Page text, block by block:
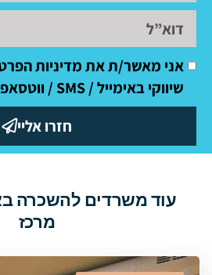
אני מאשר/ת את מדיניות
שיווקי באימייל / SMS / ווטסאפ וכל ערוץ אחר
חזרו אליי
עוד משרדים להשכרה
מרכז